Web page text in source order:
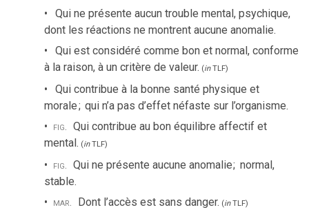
Qui ne présente aucun trouble mental, psychique,
dont les réactions ne montrent aucune anomalie.
Qui est considéré comme bon et normal, conforme
à la raison, à un critère de valeur. (inTLF)
Qui contribue à la bonne santé physique et
morale; qui n’a pas d’effet néfaste sur l’organisme.
fig. Qui contribue au bon équilibre affectif et
mental. (inTLF)
fig. Qui ne présente aucune anomalie; normal,
stable.
mar. Dont l’accès est sans danger. (inTLF)